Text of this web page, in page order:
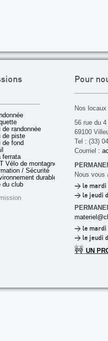
de randonnée
de piste
de fond
ferrata
Vélo de montagne
/ Sécurité
durable
du club
Pour
Nos
56 rue du
69100
Tel : (33)
Courriel :
Nous vous
> le mardi
> le jeudi
> le mardi
> le jeudi
🚧 UN